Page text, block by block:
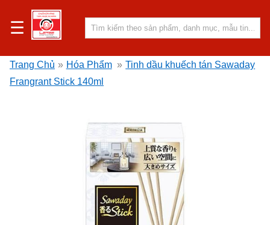
☰
Trang Chủ » Hóa Phẩm » Tinh dầu khuếch tán Sawaday
Frangrant Stick 140ml